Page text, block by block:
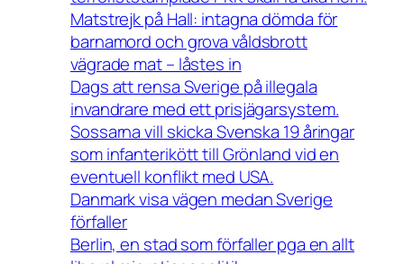
Matstrejk på Hall: intagna dömda för
barnamord och grova våldsbrott
vägrade mat – låstes in
Dags att rensa Sverige på illegala
invandrare med ett prisjägarsystem.
Sossarna vill skicka Svenska 19 åringar
som infanterikött till Grönland vid en
eventuell konflikt med USA.
Danmark visa vägen medan Sverige
förfaller
Berlin, en stad som förfaller pga en allt